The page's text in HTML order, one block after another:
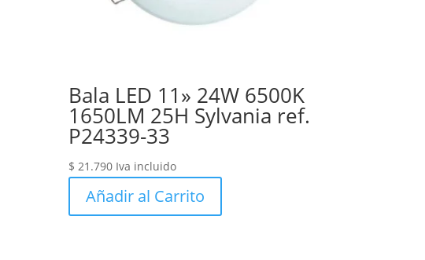
Bala LED 11» 24W 6500K
1650LM 25H Sylvania ref.
P24339-33
$ 21.790 Iva incluido
Añadir al Carrito